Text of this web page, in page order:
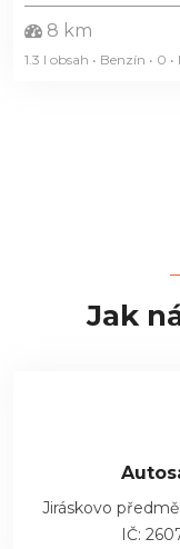
8 km
1.3 l obsah • Benzín • 0
Jak
Jiráskovo
IČ: